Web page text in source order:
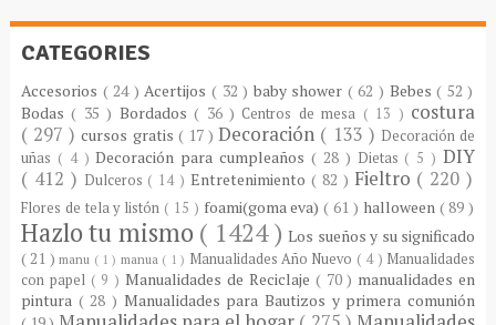
CATEGORIES
Accesorios ( 24 )Acertijos ( 32 ) baby shower ( 62 ) Bebes( 52 )
Bodas( 35 ) Bordados( 36 ) Centros de mesa ( 13 ) costura
( 297 )cursos gratis ( 17 )Decoración ( 133 ) Decoración de
uñas ( 4 )Decoración para cumpleaños( 28 ) Dietas ( 5 )DIY
( 412 ) Dulceros ( 14 )Entretenimiento ( 82 ) Fieltro ( 220 )
Flores de tela y listón ( 15 ) foami(goma eva)( 61 ) halloween ( 89 )
Hazlo tu mismo ( 1424 )Los sueños y su significado
( 21 )manu ( 1 ) manua ( 1 ) Manualidades Año Nuevo ( 4 ) Manualidades
con papel ( 9 )Manualidades de Reciclaje ( 70 ) manualidades en
pintura ( 28 ) Manualidades para Bautizos y primera comunión